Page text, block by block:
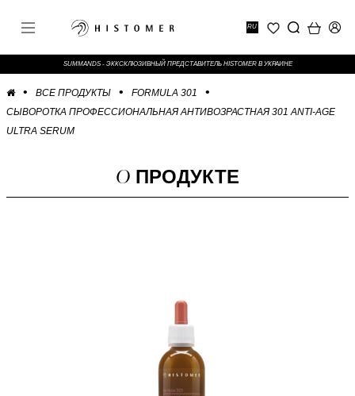
RU
SUMMANDS - ЭККСКЛЮЗИВНЫЙ ПРЕДСТАВИТЕЛЬ HISTOMER В УКРАИНЕ
ВСЕ ПРОДУКТЫ
FORMULA 301
СЫВОРОТКА ПРОФЕССИОНАЛЬНАЯ АНТИВОЗРАСТНАЯ 301 ANTI-AGE
ULTRA SERUM
О ПРОДУКТЕ